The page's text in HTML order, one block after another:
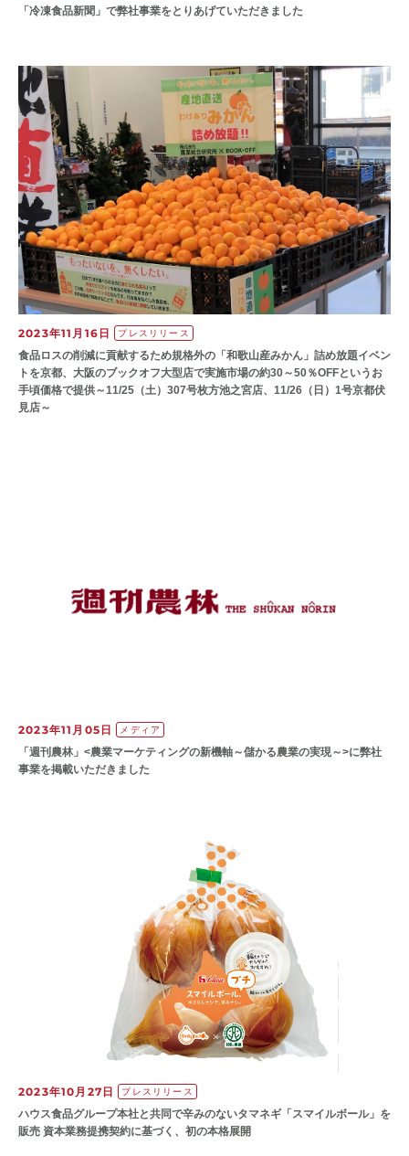
「冷凍食品新聞」で弊社事業をとりあげていただきました
2023年11月16日 プレスリリース
食品ロスの削減に貢献するため規格外の「和歌山産みかん」詰め放題イベン
トを京都、大阪のブックオフ大型店で実施市場の約30～50％OFFというお
手頃価格で提供～11/25（土）307号枚方池之宮店、11/26（日）1号京都伏
見店～
2023年11月05日 メディア
「週刊農林」<農業マーケティングの新機軸～儲かる農業の実現～>に弊社
事業を掲載いただきました
2023年10月27日 プレスリリース
ハウス食品グループ本社と共同で辛みのないタマネギ「スマイルボール」を
販売 資本業務提携契約に基づく、初の本格展開